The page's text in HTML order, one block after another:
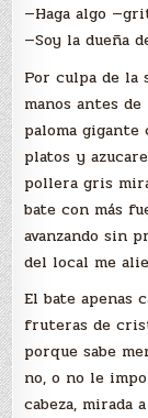
—Haga algo
—Soy la dueña
Por culpa de la
manos antes
paloma
platos y
pollera gris
bate con más
avanzando sin
del local me
El bate apenas
fruteras de
porque sabe
no, o no le
cabeza, mirada